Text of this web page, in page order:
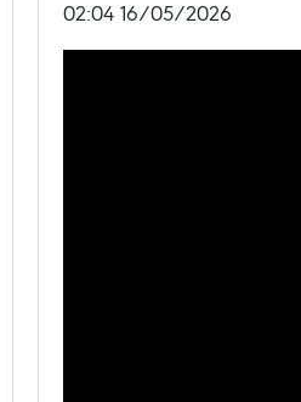
02:04 16/05/2026